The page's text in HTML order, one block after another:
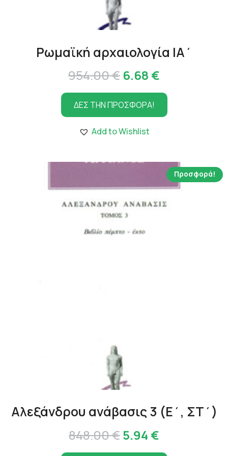
Ρωμαϊκή αρχαιολογία ΙΑ΄
954.00€ Original
price
was:
954.00 €.
6.68 €
τρέχουσα
τιμή
ΔΕΣ ΤΗΝ ΠΡΟΣΦΟΡΑ!
Add to Wishlist
Προσφορά!
Αλεξάνδρου ανάβασις 3 (Ε΄, ΣΤ΄)
848.00€Original
price
5.94 €
τρέχουσα